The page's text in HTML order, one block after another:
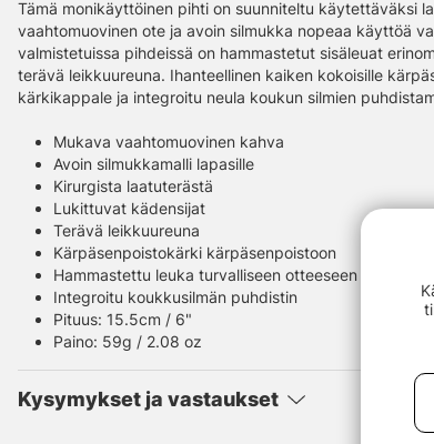
Tämä monikäyttöinen pihti on suunniteltu käytettäväksi
vaahtomuovinen ote ja avoin silmukka nopeaa käyttöä
valmistetuissa pihdeissä on hammastetut sisäleuat
terävä leikkuureuna. Ihanteellinen kaiken kokoisille
kärkikappale ja integroitu neula koukun silmien
Mukava vaahtomuovinen kahva
Avoin silmukkamalli lapasille
Kirurgista laatuterästä
Lukittuvat kädensijat
Terävä leikkuureuna
Kärpäsenpoistokärki kärpäsenpoistoon
Hammastettu leuka turvalliseen otteeseen
Integroitu koukkusilmän puhdistin
Pituus: 15.5cm / 6"
Paino: 59g / 2.08 oz
Kysymykset ja vastaukset